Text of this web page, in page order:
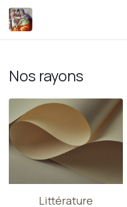
Se rendre au contenu
Nos rayons
Littérature